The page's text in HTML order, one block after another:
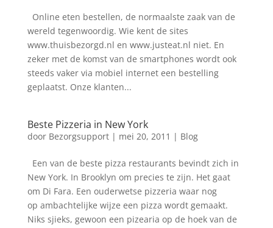
Online eten bestellen, de normaalste zaak van de
wereld tegenwoordig. Wie kent de sites
www.thuisbezorgd.nl en www.justeat.nl niet. En
zeker met de komst van de smartphones wordt ook
steeds vaker via mobiel internet een bestelling
geplaatst. Onze klanten...
Beste Pizzeria in New York
door Bezorgsupport| mei 20, 2011 | Blog
Een van de beste pizza restaurants bevindt zich in
New York. In Brooklyn om precies te zijn. Het gaat
om Di Fara. Een ouderwetse pizzeria waar nog
op ambachtelijke wijze een pizza wordt gemaakt.
Niks sjieks, gewoon een pizearia op de hoek van de